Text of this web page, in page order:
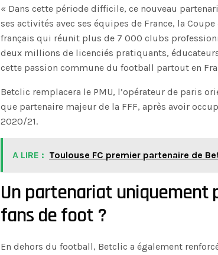
« Dans cette période difficile, ce nouveau
ses activités avec ses équipes de France, la
français qui réunit plus de 7 000 clubs
deux millions de licenciés pratiquants,
cette passion commune du football partout en
Betclic remplacera le PMU, l’opérateur de paris
que partenaire majeur de la FFF, après avoir
2020/21.
A LIRE : Toulouse FC premier partenaire de
Un partenariat uniquement
fans de foot ?
En dehors du football, Betclic a également